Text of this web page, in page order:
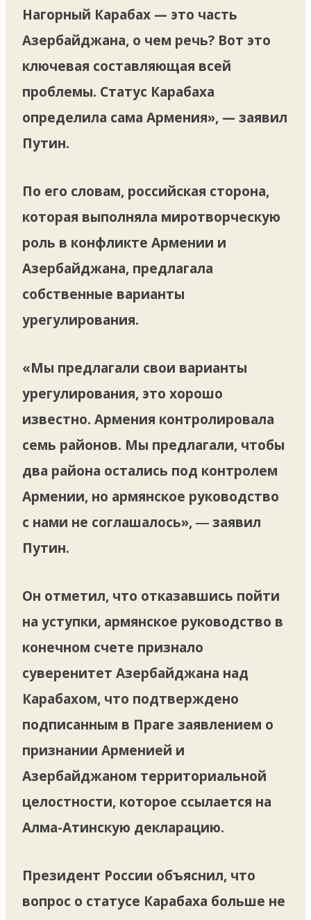
Нагорный Карабах — это часть
Азербайджана, о чем речь? Вот это
ключевая составляющая всей
проблемы. Статус Карабаха
определила сама Армения», — заявил
Путин.
По его словам, российская сторона,
которая выполняла миротворческую
роль в конфликте Армении и
Азербайджана, предлагала
собственные варианты
урегулирования.
«Мы предлагали свои варианты
урегулирования, это хорошо
известно. Армения контролировала
семь районов. Мы предлагали, чтобы
два района остались под контролем
Армении, но армянское руководство
с нами не соглашалось», ― заявил
Путин.
Он отметил, что отказавшись пойти
на уступки, армянское руководство в
конечном счете признало
суверенитет Азербайджана над
Карабахом, что подтверждено
подписанным в Праге заявлением о
признании Арменией и
Азербайджаном территориальной
целостности, которое ссылается на
Алма-Атинскую декларацию.
Президент России объяснил, что
вопрос о статусе Карабаха больше не